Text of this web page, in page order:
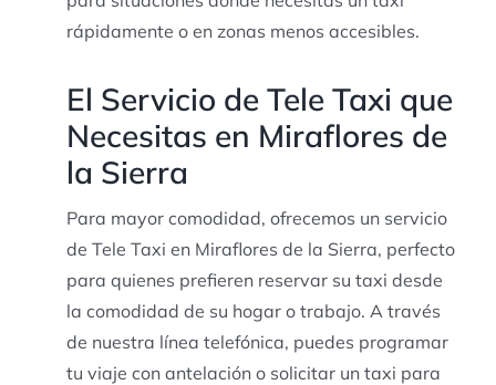
rápidamente o en zonas menos accesibles.
El Servicio de Tele Taxi que
Necesitas en Miraflores de
la Sierra
Para mayor comodidad, ofrecemos un servicio
de Tele Taxi en Miraflores de la Sierra, perfecto
para quienes prefieren reservar su taxi desde
la comodidad de su hogar o trabajo. A través
de nuestra línea telefónica, puedes programar
tu viaje con antelación o solicitar un taxi para